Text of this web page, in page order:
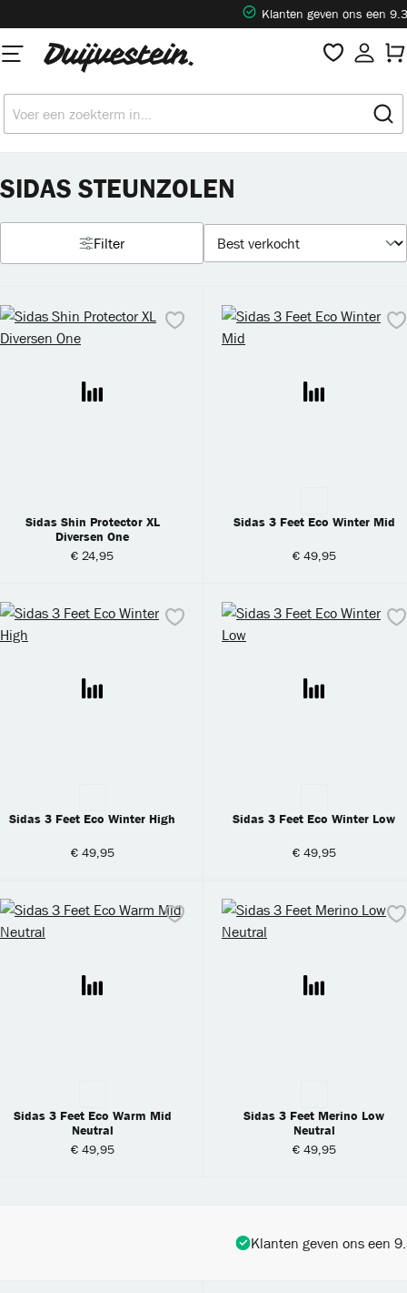
Klanten geven ons een 9.3
SIDAS STEUNZOLEN
Filter
Sidas Shin Protector XL
Diversen One
€ 24,95
Sidas 3 Feet Eco Winter Mid
€ 49,95
Sidas 3 Feet Eco Winter High
€ 49,95
Sidas 3 Feet Eco Winter Low
€ 49,95
Sidas 3 Feet Eco Warm Mid
Neutral
€ 49,95
Sidas 3 Feet Merino Low
Neutral
€ 49,95
Klanten geven ons een 9.3